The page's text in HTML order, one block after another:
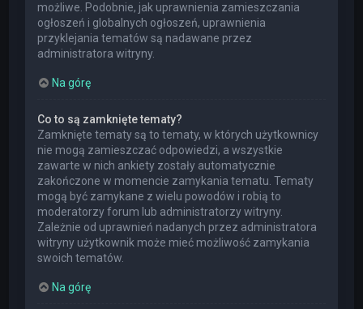
możliwe. Podobnie, jak uprawnienia zamieszczania
ogłoszeń i globalnych ogłoszeń, uprawnienia
przyklejania tematów są nadawane przez
administratora witryny.
Na górę
Co to są zamknięte tematy?
Zamknięte tematy są to tematy, w których użytkownicy
nie mogą zamieszczać odpowiedzi, a wszystkie
zawarte w nich ankiety zostały automatycznie
zakończone w momencie zamykania tematu. Tematy
mogą być zamykane z wielu powodów i robią to
moderatorzy forum lub administratorzy witryny.
Zależnie od uprawnień nadanych przez administratora
witryny użytkownik może mieć możliwość zamykania
swoich tematów.
Na górę